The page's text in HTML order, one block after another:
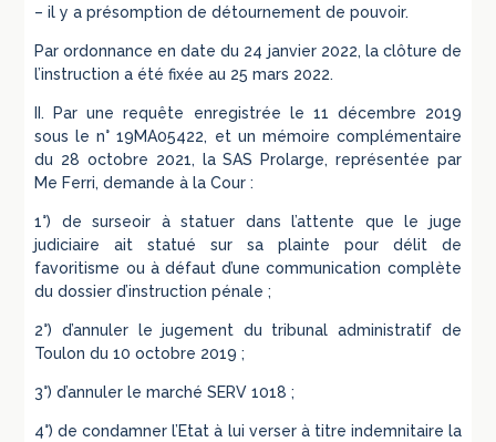
– il y a présomption de détournement de pouvoir.
Par ordonnance en date du 24 janvier 2022, la clôture de
l’instruction a été fixée au 25 mars 2022.
II. Par une requête enregistrée le 11 décembre 2019
sous le n° 19MA05422, et un mémoire complémentaire
du 28 octobre 2021, la SAS Prolarge, représentée par
Me Ferri, demande à la Cour :
1°) de surseoir à statuer dans l’attente que le juge
judiciaire ait statué sur sa plainte pour délit de
favoritisme ou à défaut d’une communication complète
du dossier d’instruction pénale ;
2°) d’annuler le jugement du tribunal administratif de
Toulon du 10 octobre 2019 ;
3°) d’annuler le marché SERV 1018 ;
4°) de condamner l’Etat à lui verser à titre indemnitaire la